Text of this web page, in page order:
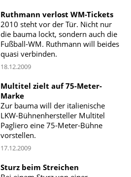
Ruthmann verlost WM-Tickets
2010 steht vor der Tür. Nicht nur
die bauma lockt, sondern auch die
Fußball-WM. Ruthmann will beides
quasi verbinden.
18.12.2009
Multitel zielt auf 75-Meter-
Marke
Zur bauma will der italienische
LKW-Bühnenhersteller Multitel
Pagliero eine 75-Meter-Bühne
vorstellen.
17.12.2009
Sturz beim Streichen